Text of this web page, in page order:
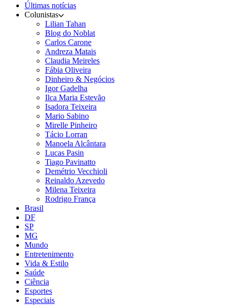
Últimas notícias
Colunistas
Lilian Tahan
Blog do Noblat
Carlos Carone
Andreza Matais
Claudia Meireles
Fábia Oliveira
Dinheiro & Negócios
Igor Gadelha
Ilca Maria Estevão
Isadora Teixeira
Mario Sabino
Mirelle Pinheiro
Tácio Lorran
Manoela Alcântara
Lucas Pasin
Tiago Pavinatto
Demétrio Vecchioli
Reinaldo Azevedo
Milena Teixeira
Rodrigo França
Brasil
DF
SP
MG
Mundo
Entretenimento
Vida & Estilo
Saúde
Ciência
Esportes
Especiais